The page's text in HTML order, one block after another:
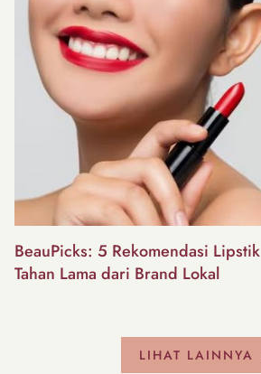
BeauPicks: 5 Rekomendasi Lipstik
Tahan Lama dari Brand Lokal
LIHAT LAINNYA